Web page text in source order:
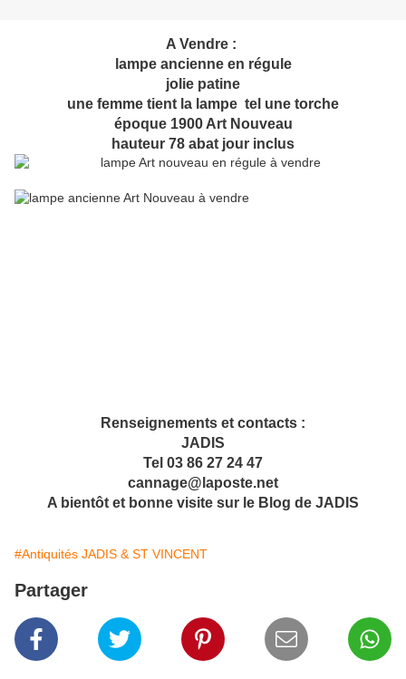
A Vendre :
lampe ancienne en régule
jolie patine
une femme tient la lampe tel une torche
époque 1900 Art Nouveau
hauteur 78 abat jour inclus
Renseignements et contacts :
JADIS
Tel 03 86 27 24 47
cannage@laposte.net
A bientôt et bonne visite sur le Blog de JADIS
#Antiquités JADIS & ST VINCENT
Partager